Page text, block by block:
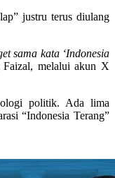
justru terus diulang
sama kata ‘Indonesia
melalui akun X
politik. Ada lima
“Indonesia Terang”